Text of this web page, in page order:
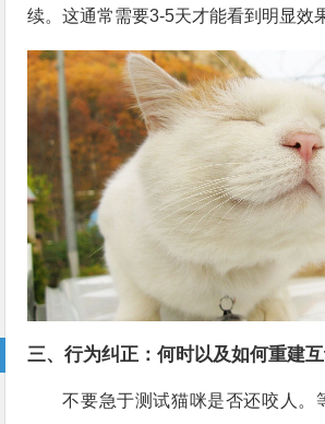
续。这通常需要3-5天才能看到明显效
三、行为纠正：何时以及如何重建
不要急于测试猫咪是否还咬人。